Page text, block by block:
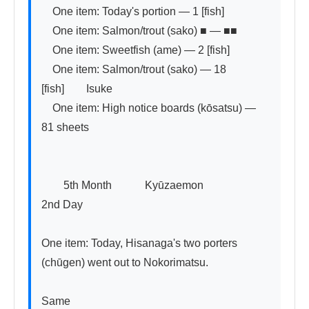
One item: Today's portion — 1 [fish]
One item: Salmon/trout (sako) ■ — ■■
One item: Sweetfish (ame) — 2 [fish]
One item: Salmon/trout (sako) — 18
[fish]　　Isuke
One item: High notice boards (kōsatsu) —
81 sheets
5th Month　　　Kyūzaemon
2nd Day
One item: Today, Hisanaga's two porters
(chūgen) went out to Nokorimatsu.
Same